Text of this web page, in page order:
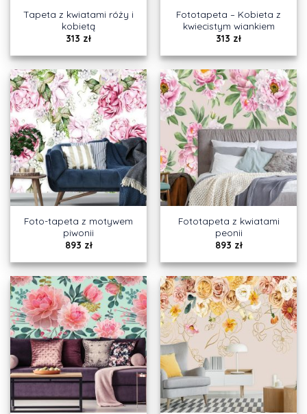
Tapeta z kwiatami róży i
kobietą
313 zł
Fototapeta – Kobieta z
kwiecistym wiankiem
313 zł
Foto-tapeta z motywem
piwonii
893 zł
Fototapeta z kwiatami
peonii
893 zł